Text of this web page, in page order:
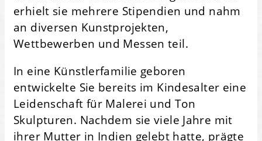
erhielt sie mehrere Stipendien und nahm
an diversen Kunstprojekten,
Wettbewerben und Messen teil.
In eine Künstlerfamilie geboren
entwickelte Sie bereits im Kindesalter eine
Leidenschaft für Malerei und Ton
Skulpturen. Nachdem sie viele Jahre mit
ihrer Mutter in Indien gelebt hatte, prägte